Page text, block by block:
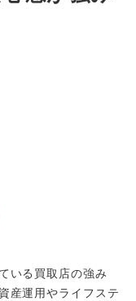
いる買取店の強み
産運用やライフステ